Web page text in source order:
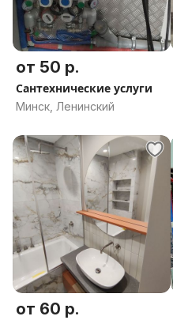
от 50 р.
Сантехнические услуги
Минск, Ленинский
от 60 р.